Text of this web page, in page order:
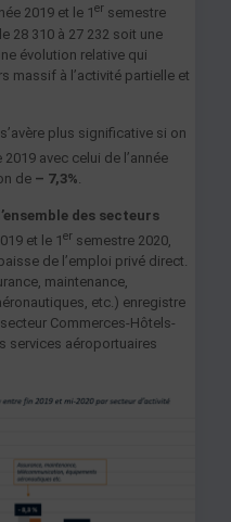
2019 et le 1er semestre
28 310 à 27 232 soit une
évolution relative qui
massif à l’activité partielle et
plus significative si on
2019 avec celui de l’année
de – 7,3%
des secteurs
et le 1er semestre 2020,
de l’emploi privé direct.
maintenance,
etc.) enregistre
Commerces-Hôtels-
services aéroportuaires